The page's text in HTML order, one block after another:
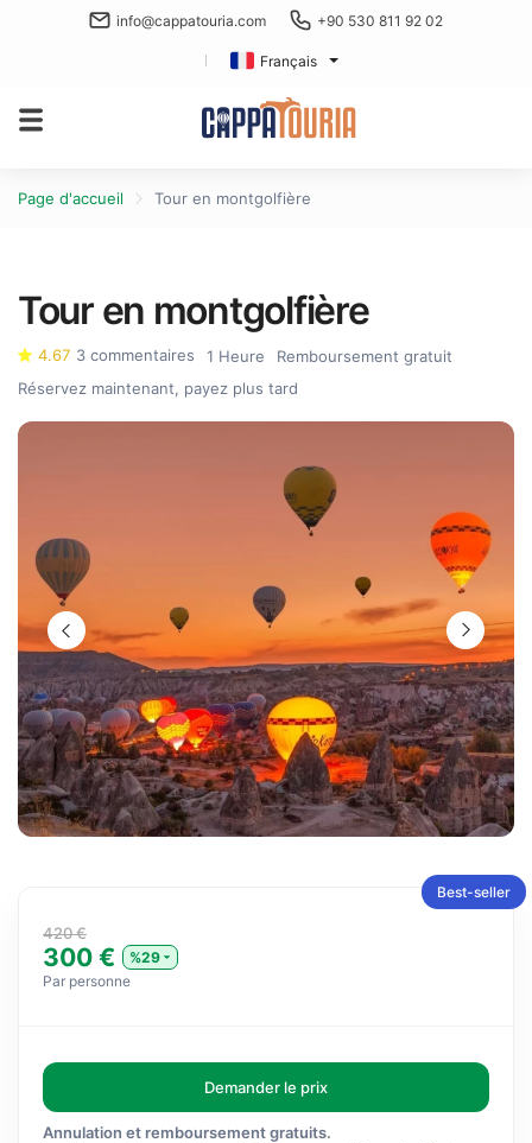
info@cappatouria.com +90 530 811 92 02
Français
Page d'accueil Tour en montgolfière
Tour en montgolfière
4.67 3 commentaires 1 Heure
Remboursement gratuit
Réservez maintenant, payez plus tard
Best-seller
420 €
300 €
%29
Par personne
Demander le prix
Annulation et remboursement gratuits.